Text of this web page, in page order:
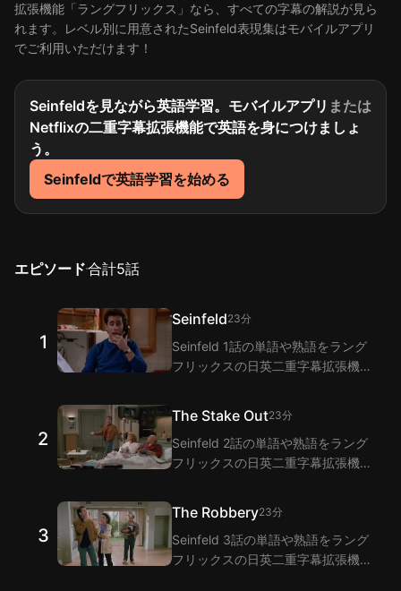
拡張機能「ラングフリックス」なら、すべての字幕の解説が見ら
れます。レベル別に用意されたSeinfeld表現集はモバイルアプリ
でご利用いただけます！
Seinfeldを見ながら英語学習。モバイルアプリ または
Netflixの二重字幕拡張機能で英語を身につけましょ
う。
Seinfeldで英語学習を始める
エピソード合計5話
1
Seinfeld23分
Seinfeld 1話の単語や熟語をラング
フリックスの日英二重字幕拡張機能
Seinfeld 1話のセリフの翻訳を提供
します。
2
The Stake Out23分
Seinfeld 2話の単語や熟語をラング
フリックスの日英二重字幕拡張機能
Seinfeld 2話のセリフの翻訳を提供
します。
3
The Robbery23分
Seinfeld 3話の単語や熟語をラング
フリックスの日英二重字幕拡張機能